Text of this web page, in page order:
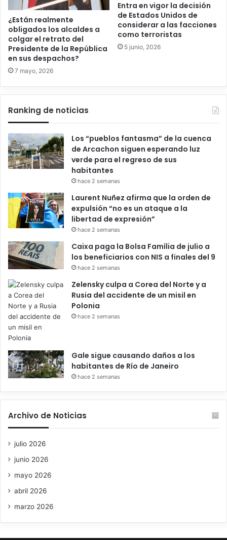
¿Están realmente
obligados los alcaldes a
colgar el retrato del
Presidente de la República
en sus despachos?
7 mayo, 2026
Entra en vigor la decisión
de Estados Unidos de
considerar a las facciones
como terroristas
5 junio, 2026
Ranking de noticias
Los “pueblos fantasma” de la cuenca
de Arcachon siguen esperando luz
verde para el regreso de sus
habitantes
hace 2 semanas
Laurent Nuñez afirma que la orden de
expulsión “no es un ataque a la
libertad de expresión”
hace 2 semanas
Caixa paga la Bolsa Família de julio a
los beneficiarios con NIS a finales del 9
hace 2 semanas
Zelensky culpa a Corea del Norte y a
Rusia del accidente de un misil en
Polonia
hace 2 semanas
Gale sigue causando daños a los
habitantes de Río de Janeiro
hace 2 semanas
Archivo de Noticias
julio 2026
junio 2026
mayo 2026
abril 2026
marzo 2026